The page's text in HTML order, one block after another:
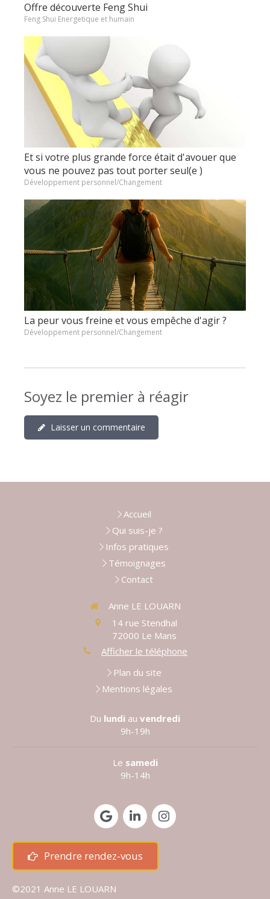
Offre découverte Feng Shui
Feng Shui Energetique et humain
Et si votre plus grande force était d'avouer que
vous ne pouvez pas tout porter seul(e )
Développement personnel/Changement
La peur vous freine et vous empêche d'agir ?
Développement personnel/Changement
Soyez le premier à réagir
Laisser un commentaire
Accueil
Qui suis-je ?
Infos pratiques
Témoignages
Contact
Anne LE LOUARN
14 rue Stendhal
72000 Le Mans
Afficher le téléphone
Plan du site
Mentions légales
Du lundi au vendredi
9h-19h
Le samedi
9h-14h
Prendre rendez-vous
©2021 Anne LE LOUARN